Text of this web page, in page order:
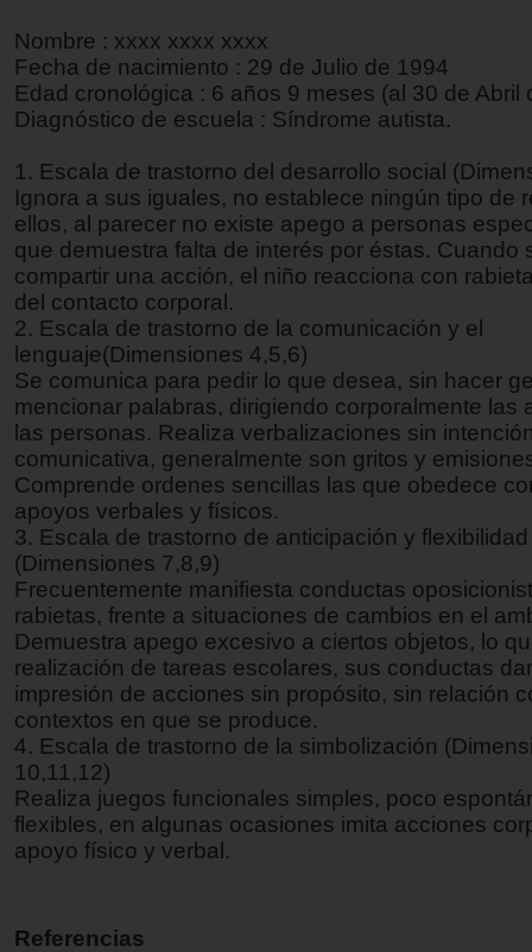
Nombre : xxxx xxxx xxxx
Fecha de nacimiento : 29 de Julio de 1994
Edad cronológica : 6 años 9 meses (al 30 de Abril
Diagnóstico de escuela : Síndrome autista.
1. Escala de trastorno del desarrollo social
Ignora a sus iguales, no establece ningún tipo de
ellos, al parecer no existe apego a personas
que demuestra falta de interés por éstas. Cuando
compartir una acción, el niño reacciona con
del contacto corporal.
2. Escala de trastorno de la comunicación y el
lenguaje(Dimensiones 4,5,6)
Se comunica para pedir lo que desea, sin hacer
mencionar palabras, dirigiendo corporalmente las
las personas. Realiza verbalizaciones sin
comunicativa, generalmente son gritos y
Comprende ordenes sencillas las que obedece
apoyos verbales y físicos.
3. Escala de trastorno de anticipación y flexibilidad
(Dimensiones 7,8,9)
Frecuentemente manifiesta conductas
rabietas, frente a situaciones de cambios en el
Demuestra apego excesivo a ciertos objetos, lo
realización de tareas escolares, sus conductas
impresión de acciones sin propósito, sin relación
contextos en que se produce.
4. Escala de trastorno de la simbolización
10,11,12)
Realiza juegos funcionales simples, poco
flexibles, en algunas ocasiones imita acciones
apoyo físico y verbal.
Referencias